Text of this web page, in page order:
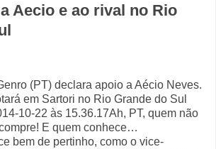
Aecio e ao rival no Rio
(PT) declara apoio a Aécio Neves.
em Sartori no Rio Grande do Sul
10-22 às 15.36.17Ah, PT, quem não
E quem conhece…
bem de pertinho, como o vice-